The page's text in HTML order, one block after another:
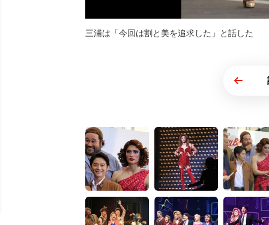
三浦は「今回は割と美を追求した」と話した